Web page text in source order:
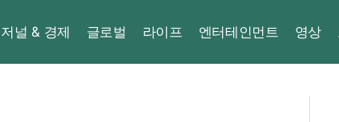
널 & 경제 글로벌 라이프 엔터테인먼트 영상